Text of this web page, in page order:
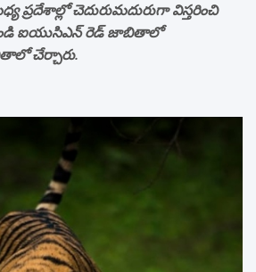
ప్రదేశాల్లో చెదురుమదురుగా విస్తరించి
ఐయుసిఎన్ రెడ్ జాబితాలో
చేర్చారు.